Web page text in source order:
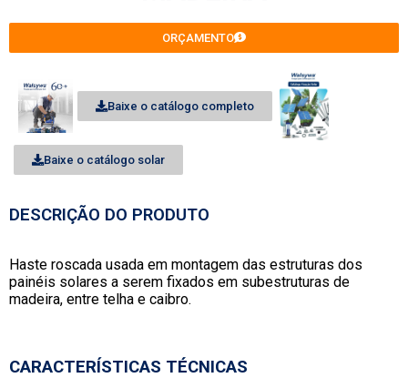
ORÇAMENTO
Baixe o catálogo completo
Baixe o catálogo solar
DESCRIÇÃO DO PRODUTO
Haste roscada usada em montagem das estruturas dos
painéis solares a serem fixados em subestruturas de
madeira, entre telha e caibro.
CARACTERÍSTICAS TÉCNICAS